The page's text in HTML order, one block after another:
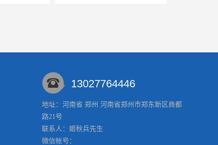
真空锅炉公司
13027764446
地址：河南省 郑州 河南省郑州市郑东新区商都
路21号
联系人：姬秋兵先生
微信帐号：